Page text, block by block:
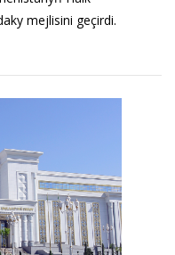
mejlisini geçirdi.